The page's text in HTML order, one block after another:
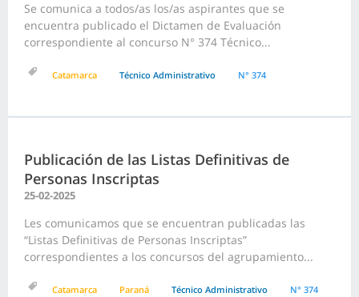
Se comunica a todos/as los/as aspirantes que se
encuentra publicado el Dictamen de Evaluación
correspondiente al concurso N° 374 Técnico...
Catamarca Técnico Administrativo N° 374
Publicación de las Listas Definitivas de
Personas Inscriptas
25-02-2025
Les comunicamos que se encuentran publicadas las
“Listas Definitivas de Personas Inscriptas”
correspondientes a los concursos del agrupamiento...
Catamarca Paraná Técnico Administrativo N° 374